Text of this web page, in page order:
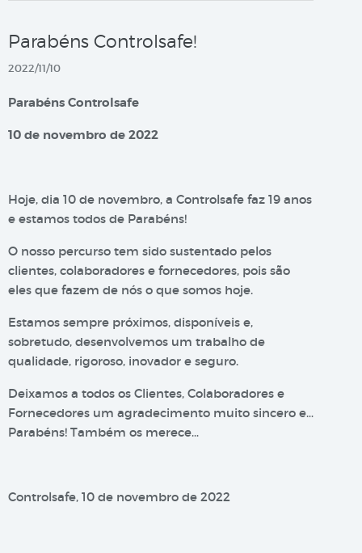
Parabéns Controlsafe!
2022/11/10
Parabéns Controlsafe
10 de novembro de 2022
Hoje, dia 10 de novembro, a Controlsafe faz 19 anos
e estamos todos de Parabéns!
O nosso percurso tem sido sustentado pelos
clientes, colaboradores e fornecedores, pois são
eles que fazem de nós o que somos hoje.
Estamos sempre próximos, disponíveis e,
sobretudo, desenvolvemos um trabalho de
qualidade, rigoroso, inovador e seguro.
Deixamos a todos os Clientes, Colaboradores e
Fornecedores um agradecimento muito sincero e…
Parabéns! Também os merece…
Controlsafe, 10 de novembro de 2022